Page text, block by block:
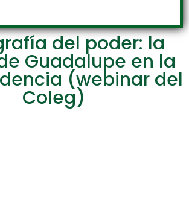
del poder: la
Guadalupe en la
(webinar del
Coleg)